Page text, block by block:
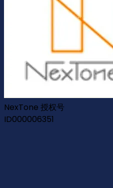
NexTone 授权号
ID000006351